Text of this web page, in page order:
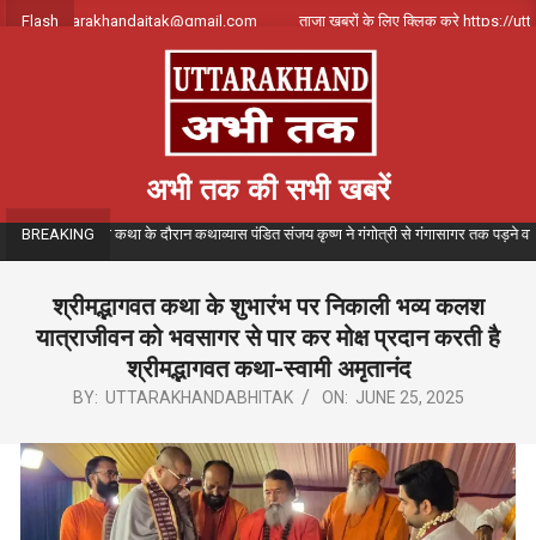
SkipFlash
करे uttarakhandajtak@gmail.com ताजा खबरों के लिए क्लिक करे https://
अभी तक की सभी खबरें
BREAKING
गंगा कथा के दौरान कथाव्यास पंडित संजय कृष्ण ने गंगोत्री से गंगासागर तक पड़ने वाले
श्रीमद्भागवत कथा के शुभारंभ पर निकाली भव्य कलश
यात्राजीवन को भवसागर से पार कर मोक्ष प्रदान करती है
श्रीमद्भागवत कथा-स्वामी अमृतानंद
BY: UTTARAKHANDABHITAK ON: JUNE 25, 2025